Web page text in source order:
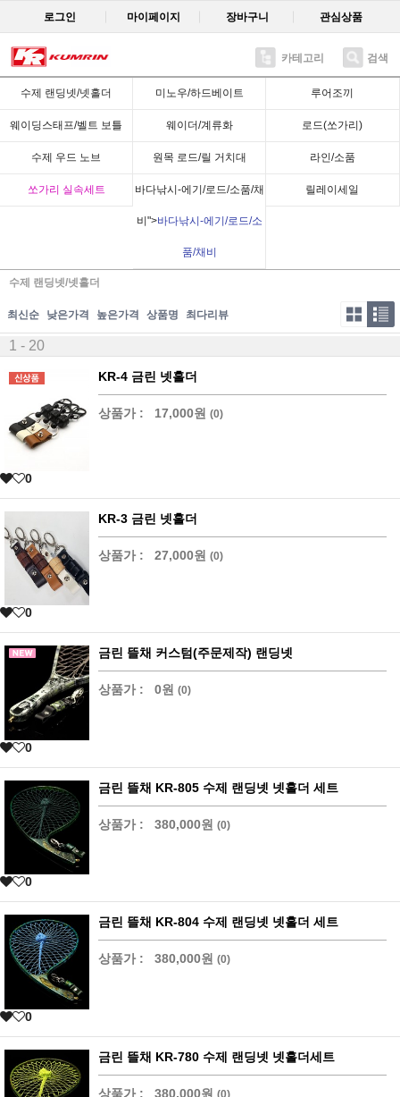
로그인 마이페이지 장바구니 관심상품
카테고리 검색
수제 랜딩넷/넷홀더 미노우/하드베이트 루어조끼
웨이딩스태프/벨트 보틀 웨이더/계류화 로드(쏘가리)
수제 우드 노브 원목 로드/릴 거치대 라인/소품
쏘가리 실속세트 바다낚시-에기/로드/소품/채
비">바다낚시-에기/로드/소
품/채비
릴레이세일
수제 랜딩넷/넷홀더
최신순 낮은가격 높은가격 상품명 최다리뷰
1 - 20
KR-4 금린 넷홀더
상품가 : 17,000원 (0)
0
KR-3 금린 넷홀더
상품가 : 27,000원 (0)
0
금린 뜰채 커스텀(주문제작) 랜딩넷
상품가 : 0원 (0)
0
금린 뜰채 KR-805 수제 랜딩넷 넷홀더 세트
상품가 : 380,000원 (0)
0
금린 뜰채 KR-804 수제 랜딩넷 넷홀더 세트
상품가 : 380,000원 (0)
0
금린 뜰채 KR-780 수제 랜딩넷 넷홀더세트
상품가 : 380,000원 (0)